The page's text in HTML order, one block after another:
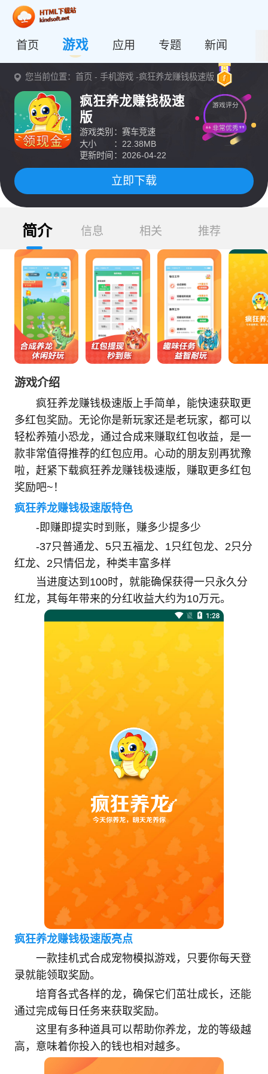
首页 游戏 应用 专题 新闻
您当前位置：首页 -手机游戏 -疯狂养龙赚钱极速版
疯狂养龙赚钱极速
版
游戏类别 ：赛车竞速
大小
：22.38MB
更新时间 ：2026-04-22
游戏评分
非常优秀
立即下载
简介 信息 相关 推荐
游戏介绍
疯狂养龙赚钱极速版上手简单，能快速获取更
多红包奖励。无论你是新玩家还是老玩家，都可以
轻松养殖小恐龙，通过合成来赚取红包收益，是一
款非常值得推荐的红包应用。心动的朋友别再犹豫
啦，赶紧下载疯狂养龙赚钱极速版，赚取更多红包
奖励吧~！
疯狂养龙赚钱极速版特色
-即赚即提实时到账，赚多少提多少
-37只普通龙、5只五福龙、1只红包龙、2只分
红龙、2只情侣龙，种类丰富多样
当进度达到100时，就能确保获得一只永久分
红龙，其每年带来的分红收益大约为10万元。
疯狂养龙赚钱极速版亮点
一款挂机式合成宠物模拟游戏，只要你每天登
录就能领取奖励。
培育各式各样的龙，确保它们茁壮成长，还能
通过完成每日任务来获取奖励。
这里有多种道具可以帮助你养龙，龙的等级越
高，意味着你投入的钱也相对越多。